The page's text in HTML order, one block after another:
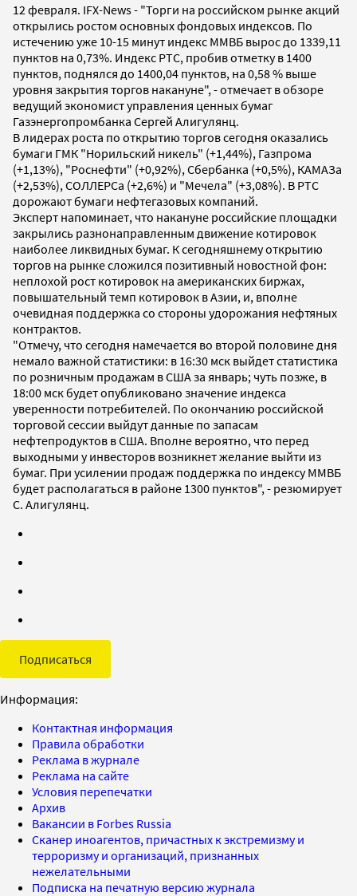
12 февраля. IFX-News - "Торги на российском рынке акций
открылись ростом основных фондовых индексов. По
истечению уже 10-15 минут индекс ММВБ вырос до 1339,11
пунктов на 0,73%. Индекс РТС, пробив отметку в 1400
пунктов, поднялся до 1400,04 пунктов, на 0,58 % выше
уровня закрытия торгов накануне", - отмечает в обзоре
ведущий экономист управления ценных бумаг
Газэнергопромбанка Сергей Алигулянц.
В лидерах роста по открытию торгов сегодня оказались
бумаги ГМК "Норильский никель" (+1,44%), Газпрома
(+1,13%), "Роснефти" (+0,92%), Сбербанка (+0,5%), КАМАЗа
(+2,53%), СОЛЛЕРСа (+2,6%) и "Мечела" (+3,08%). В РТС
дорожают бумаги нефтегазовых компаний.
Эксперт напоминает, что накануне российские площадки
закрылись разнонаправленным движение котировок
наиболее ликвидных бумаг. К сегодняшнему открытию
торгов на рынке сложился позитивный новостной фон:
неплохой рост котировок на американских биржах,
повышательный темп котировок в Азии, и, вполне
очевидная поддержка со стороны удорожания нефтяных
контрактов.
"Отмечу, что сегодня намечается во второй половине дня
немало важной статистики: в 16:30 мск выйдет статистика
по розничным продажам в США за январь; чуть позже, в
18:00 мск будет опубликовано значение индекса
уверенности потребителей. По окончанию российской
торговой сессии выйдут данные по запасам
нефтепродуктов в США. Вполне вероятно, что перед
выходными у инвесторов возникнет желание выйти из
бумаг. При усилении продаж поддержка по индексу ММВБ
будет располагаться в районе 1300 пунктов", - резюмирует
С. Алигулянц.
Подписаться
Информация:
Контактная информация
Правила обработки
Реклама в журнале
Реклама на сайте
Условия перепечатки
Архив
Вакансии в Forbes Russia
Сканер иноагентов, причастных к экстремизму и
терроризму и организаций, признанных
нежелательными
Подписка на печатную версию журнала